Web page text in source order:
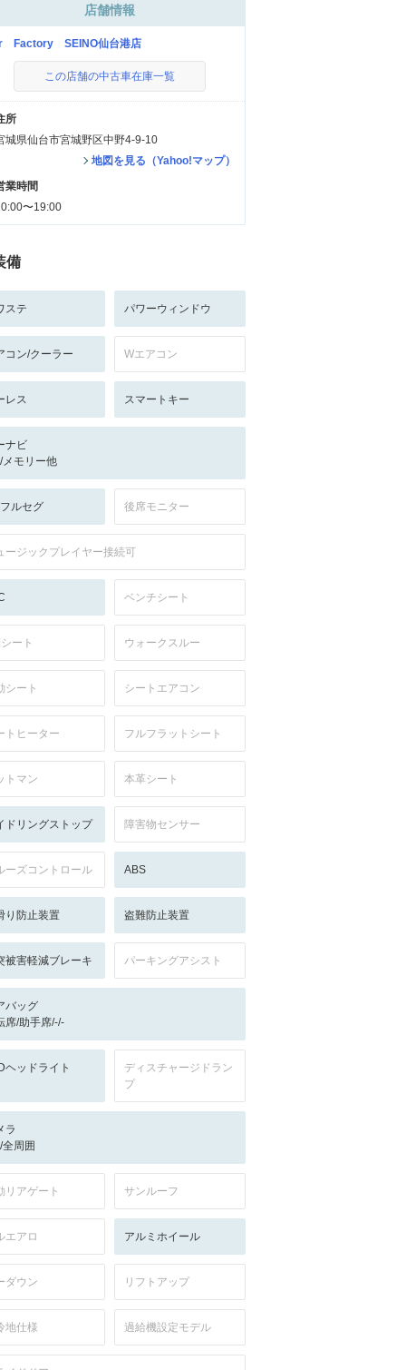
店舗情報
Factory SEINO仙台港店
この店舗の中古車在庫一覧
所
城県仙台市宮城野区中野4-9-10
地図を見る（Yahoo!マップ）
業時間
〜19:00
備
ステ パワーウィンドウ
コン/クーラー Wエアコン
レス スマートキー
ナビ
メモリー他
ルセグ 後席モニター
ージックプレイヤー接続可
ベンチシート
ート ウォークスルー
シート シートエアコン
トヒーター フルフラットシート
トマン 本革シート
ドリングストップ 障害物センサー
ーズコントロール ABS
り防止装置 盗難防止装置
被害軽減ブレーキ パーキングアシスト
バッグ
席/助手席/-/-
ヘッドライト
ディスチャージドラン
プ
ラ
全周囲
リアゲート サンルーフ
エアロ アルミホイール
ダウン リフトアップ
地仕様 過給機設定モデル